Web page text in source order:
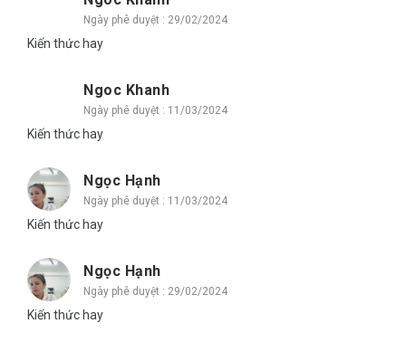
Ngày phê duyệt : 29/02/2024
Kiến thức hay
Ngoc Khanh
Ngày phê duyệt : 11/03/2024
Kiến thức hay
Ngọc Hạnh
Ngày phê duyệt : 11/03/2024
Kiến thức hay
Ngọc Hạnh
Ngày phê duyệt : 29/02/2024
Kiến thức hay